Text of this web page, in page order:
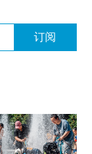
订阅